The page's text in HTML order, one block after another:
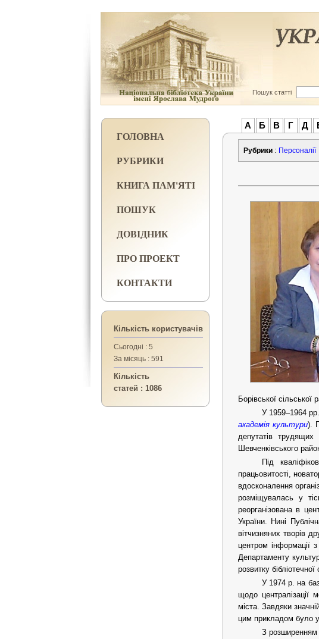
Пошук статті
ГОЛОВНА
РУБРИКИ
КНИГА ПАМ'ЯТІ
ПОШУК
ДОВІДНИК
ПРО ПРОЕКТ
КОНТАКТИ
Кількість користувачів
Сьогодні : 5
За місяць : 591
Кількість
статей : 1086
А Б В Г Д
Рубрики: Персоналії
Борівської
У 1959–1964
академія культури).
депутатів
Шевченківського
Під
працьовитості,
вдосконалення
розміщувалась у
реорганізована в
України. Нині
вітчизняних творів
центром інформації
Департаменту
розвитку бібліотечної
У 1974 р. на
щодо централізації
міста. Завдяки
цим прикладом було
З розширенням